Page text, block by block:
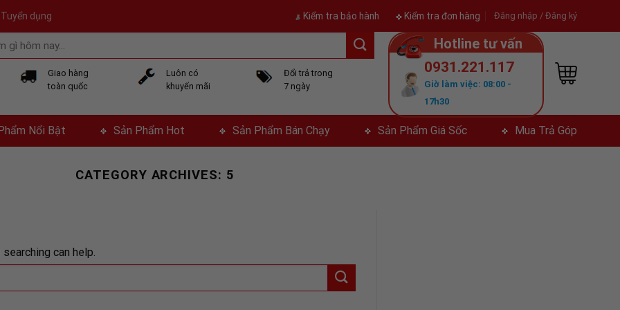
Tuyển dụng Kiểm tra bảo hành Kiểm tra đơn hàng Đăng nhập / Đăng ký
Giao hàng
toàn quốc
Luôn có
khuyến mãi
Đổi trả trong
7 ngày
Hotline tư vấn
0931.221.117
Giờ làm việc: 08:00 -
17h30
Nổi Bật Sản Phẩm Hot Sản Phẩm Bán Chạy Sản Phẩm Giá Sốc Mua Trả Góp
CATEGORY ARCHIVES: 5
can help.